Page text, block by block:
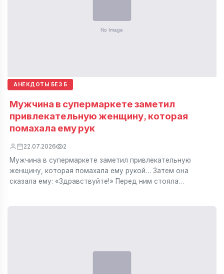
АНЕКДОТЫ БЕЗ Б
Мужчина в супермаркете заметил
привлекательную женщину, которая
помахала ему рук
22.07.2026 2
Мужчина в супермаркете заметил привлекательную
женщину, которая помахала ему рукой… Затем она
сказала ему: «Здравствуйте!» Перед ним стояла…